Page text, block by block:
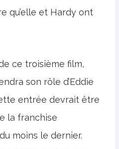
qu’elle et Hardy ont
ce troisième film,
son rôle d’Eddie
entrée devrait être
la franchise
moins le dernier.